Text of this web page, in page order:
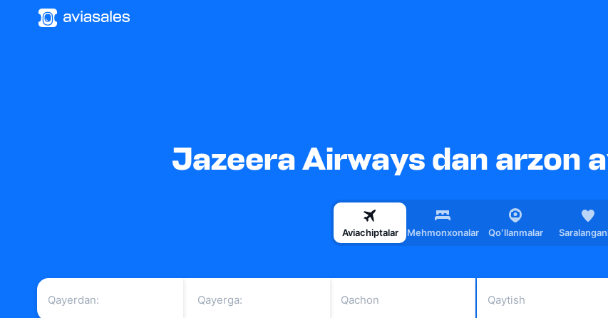
Jazeera Airways dan arzon
Aviachiptalar Mehmonxonalar Qoʻllanmalar
Qachon Qaytish